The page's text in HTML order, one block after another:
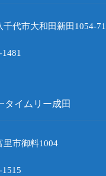
千代市大和田新田1054-71
1481
タイムリー成田
里市御料1004
1515